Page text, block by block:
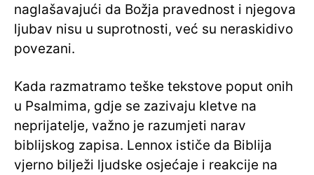
naglašavajući da Božja pravednost i njegova
ljubav nisu u suprotnosti, već su neraskidivo
povezani.
Kada razmatramo teške tekstove poput onih
u Psalmima, gdje se zazivaju kletve na
neprijatelje, važno je razumjeti narav
biblijskog zapisa. Lennox ističe da Biblija
vjerno bilježi ljudske osjećaje i reakcije na